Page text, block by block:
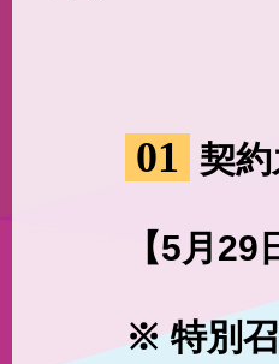
01 契約
【5月29
※ 特別